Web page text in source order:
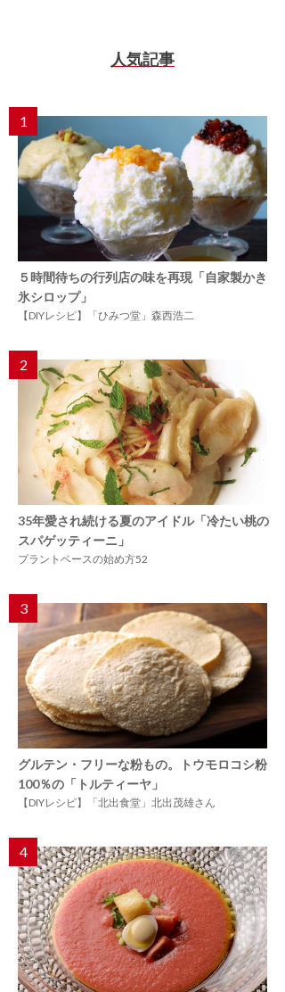
人気記事
1
５時間待ちの行列店の味を再現「自家製かき
氷シロップ」
【DIYレシピ】「ひみつ堂」森西浩二
2
35年愛され続ける夏のアイドル「冷たい桃の
スパゲッティーニ」
プラントベースの始め方52
3
グルテン・フリーな粉もの。トウモロコシ粉
100％の「トルティーヤ」
【DIYレシピ】「北出食堂」北出茂雄さん
4